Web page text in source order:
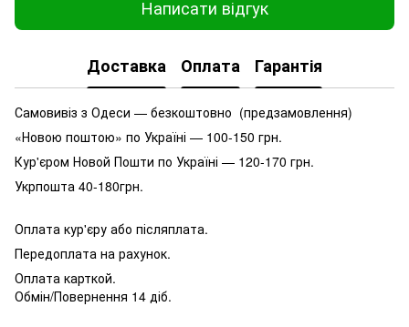
Написати відгук
Доставка Оплата Гарантія
Самовивіз з Одеси — безкоштовно (предзамовлення)
«Новою поштою» по Україні — 100-150 грн.
Кур'єром Новой Пошти по Україні — 120-170 грн.
Укрпошта 40-180грн.
Оплата кур'єру або післяплата.
Передоплата на рахунок.
Оплата карткой.
Обмін/Повернення 14 діб.